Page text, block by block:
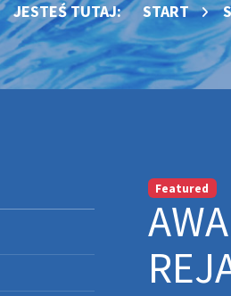
JESTEŚ TUTAJ: START
Featured